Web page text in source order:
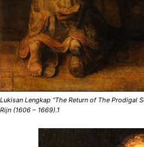
Lukisan Lengkap “The Return of The Prodigal
Rijn (1606 – 1669).1